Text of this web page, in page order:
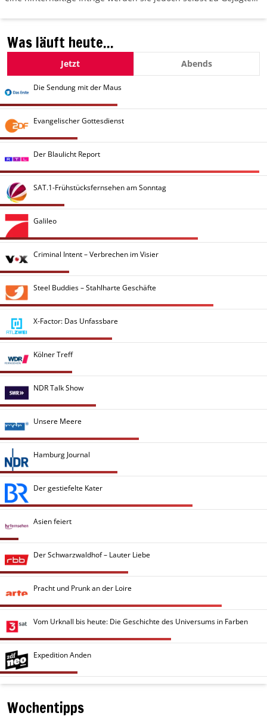
Wochentipps
Was läuft heute...
Jetzt Abends
Die Sendung mit der Maus
Evangelischer Gottesdienst
Der Blaulicht Report
SAT.1-Frühstücksfernsehen am Sonntag
Galileo
Criminal Intent – Verbrechen im Visier
Steel Buddies – Stahlharte Geschäfte
X-Factor: Das Unfassbare
Kölner Treff
NDR Talk Show
Unsere Meere
Hamburg Journal
Der gestiefelte Kater
Asien feiert
Der Schwarzwaldhof – Lauter Liebe
Pracht und Prunk an der Loire
Vom Urknall bis heute: Die Geschichte des Universums in Farben
Expedition Anden